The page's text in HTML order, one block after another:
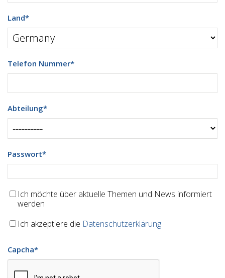
Land*
Telefon Nummer*
Abteilung*
Passwort*
Ich möchte über aktuelle Themen und News informiert
werden
Ich akzeptiere die Datenschutzerklärung
Capcha*